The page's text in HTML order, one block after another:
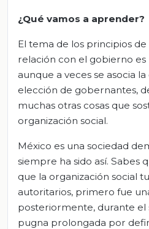
¿Qué vamos a aprender?
El tema de los principios
relación con el gobierno
aunque a veces se asocia
elección de gobernantes,
muchas otras cosas que
organización social.
México es una sociedad
siempre ha sido así. Sabes
que la organización social
autoritarios, primero fue
posteriormente, durante el
pugna prolongada por